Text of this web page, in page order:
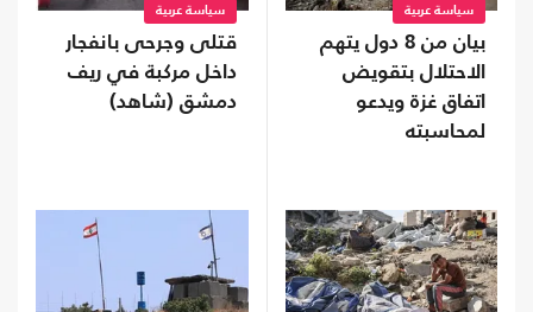
سياسة عربية
بيان من 8 دول يتهم
الاحتلال بتقويض
اتفاق غزة ويدعو
لمحاسبته
سياسة عربية
قتلى وجرحى بانفجار
داخل مركبة في ريف
دمشق (شاهد)